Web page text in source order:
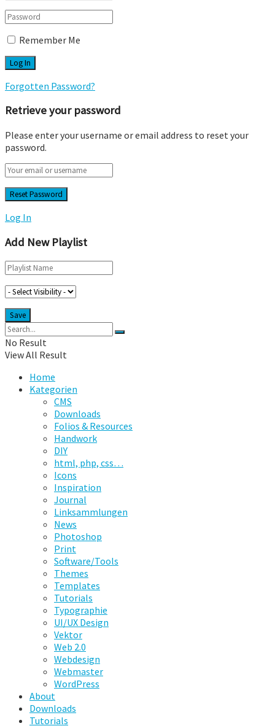
Remember Me
Forgotten Password?
Retrieve your password
Please enter your username or email address to reset your
password.
Log In
Add New Playlist
No Result
View All Result
Home
Kategorien
CMS
Downloads
Folios & Resources
Handwork
DIY
html, php, css…
Icons
Inspiration
Journal
Linksammlungen
News
Photoshop
Print
Software/Tools
Themes
Templates
Tutorials
Typographie
UI/UX Design
Vektor
Web 2.0
Webdesign
Webmaster
WordPress
About
Downloads
Tutorials